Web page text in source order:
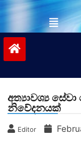
අත්‍යාවශ්‍ය
නිවේදනයක්
Editor